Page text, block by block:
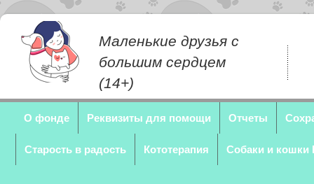
Маленькие друзья с
большим сердцем
(14+)
О фонде Реквизиты для помощи Отчеты
Старость в радость Кототерапия Собаки и кошки